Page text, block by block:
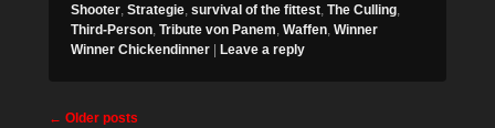
Shooter, Strategie, survival of the fittest, The Culling,
Third-Person, Tribute von Panem, Waffen, Winner
Winner Chickendinner
Leave a reply
Post
← Older posts